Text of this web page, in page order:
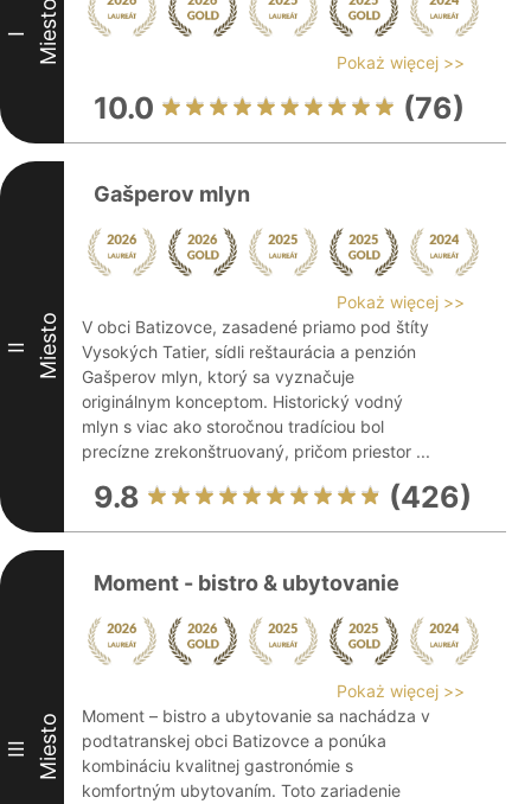
I Miesto Pokaż więcej >>
10.0 (76)
II Miesto
Gašperov mlyn
Pokaż więcej >>
V obci Batizovce, zasadené priamo pod štíty
Vysokých Tatier, sídli reštaurácia a penzión
Gašperov mlyn, ktorý sa vyznačuje
originálnym konceptom. Historický vodný
mlyn s viac ako storočnou tradíciou bol
precízne zrekonštruovaný, pričom priestor ...
9.8 (426)
III Miesto
Moment - bistro & ubytovanie
Pokaż więcej >>
Moment – bistro a ubytovanie sa nachádza v
podtatranskej obci Batizovce a ponúka
kombináciu kvalitnej gastronómie s
komfortným ubytovaním. Toto zariadenie